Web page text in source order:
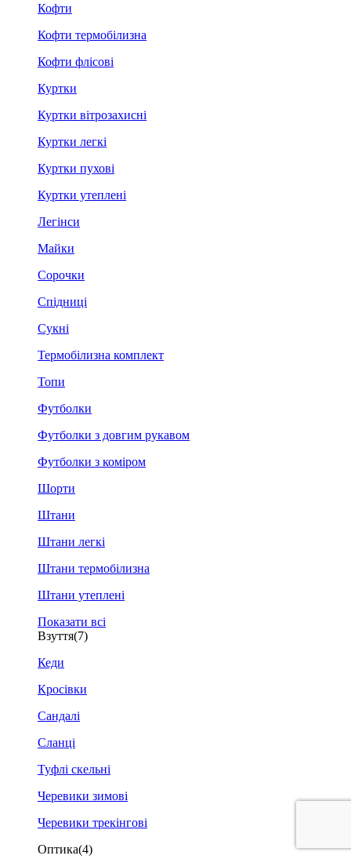
Кофти
Кофти термобілизна
Кофти флісові
Куртки
Куртки вітрозахисні
Куртки легкі
Куртки пухові
Куртки утеплені
Легінси
Майки
Сорочки
Спідниці
Сукні
Термобілизна комплект
Топи
Футболки
Футболки з довгим рукавом
Футболки з коміром
Шорти
Штани
Штани легкі
Штани термобілизна
Штани утеплені
Показати всі
Взуття(7)
Кеди
Кросівки
Сандалі
Сланці
Туфлі скельні
Черевики зимові
Черевики трекінгові
Оптика(4)